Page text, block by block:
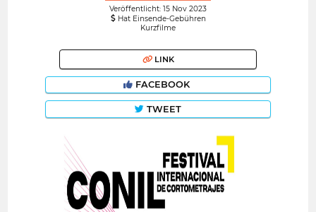
Veröffentlicht: 15 Nov 2023
Hat Einsende-Gebühren
Kurzfilme
LINK
FACEBOOK
TWEET